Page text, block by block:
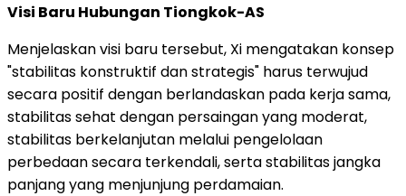
Visi Baru Hubungan Tiongkok-AS
Menjelaskan visi baru tersebut, Xi mengatakan konsep
"stabilitas konstruktif dan strategis" harus terwujud
secara positif dengan berlandaskan pada kerja sama,
stabilitas sehat dengan persaingan yang moderat,
stabilitas berkelanjutan melalui pengelolaan
perbedaan secara terkendali, serta stabilitas jangka
panjang yang menjunjung perdamaian.